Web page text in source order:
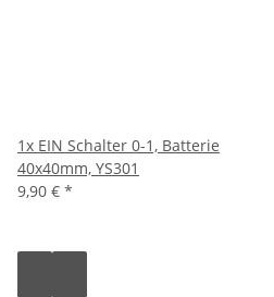
1x EIN Schalter 0-1, Batterie
40x40mm, YS301
9,90 € *